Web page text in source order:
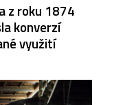
z roku 1874
konverzí
využití